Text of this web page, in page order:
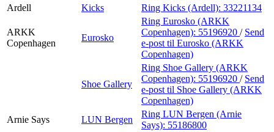
Ardell
Kicks Ring Kicks (Ardell): 33221134
ARKK
Copenhagen
Eurosko
Ring Eurosko (ARKK
Copenhagen): 55196920 / Send
e-post til Eurosko (ARKK
Copenhagen)
Shoe Gallery
Ring Shoe Gallery (ARKK
Copenhagen): 55196920 / Send
e-post til Shoe Gallery (ARKK
Copenhagen)
Arnie Says
LUN Bergen
Ring LUN Bergen (Arnie
Says): 55186800